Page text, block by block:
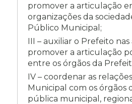
promover a articulação
organizações da
Público Municipal;
III – auxiliar o Prefeito
promover a articulação
entre os órgãos da
IV – coordenar as
Municipal com os órgãos
pública municipal,